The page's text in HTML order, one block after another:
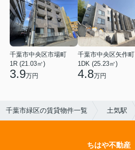
千葉市中央区市場町
1R (21.03㎡)
3.9万円
千葉市中央区矢作町
1DK (25.23㎡)
4.8万円
千葉市緑区の賃貸物件一覧 土気駅
ちはや不動産